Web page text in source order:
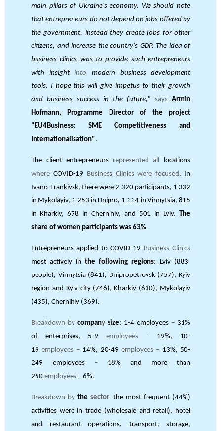
main pillars of Ukraine's economy. We should note
that entrepreneurs do not depend on jobs offered by
the government, instead they create jobs for other
citizens, and increase the country's GDP. The idea of
business clinics was to provide such entrepreneurs
with insightinto modern business development
tools. I hope this will give impetus to their growth
and business success in the future," saysArmin
Hofmann, Programme Director of the project
"EU4Business: SME Competitiveness and
Internationalisation".
The client entrepreneurs represented all
locations
where COVID-19 Business Clinics were focused . In
Ivano-Frankivsk, there were 2 320 participants, 1 332
in Mykolayiv, 1 253 in Dnipro, 1 114 in Vinnytsia, 815
in Kharkiv, 678 in Chernihiv, and 501 in Lviv.
The
share of women participants was 63%.
Entrepreneurs applied to COVID-19 Business Clinics
most actively in the following regions: Lviv (883
people), Vinnytsia (841), Dnipropetrovsk (757), Kyiv
region and Kyiv city (746), Kharkiv (630), Mykolayiv
(435), Chernihiv (369).
Breakdown by company size: 1-4 employees – 31%
of enterprises, 5-9 employees –19%, 10-
19 employees – 14%, 20-49 employees – 13%, 50-
249 employees – 18% and more than
250 employees – 6%.
Breakdown by the sector: the most frequent (44%)
activities were in trade (wholesale and retail), hotel
and restaurant operations, transport, storage,